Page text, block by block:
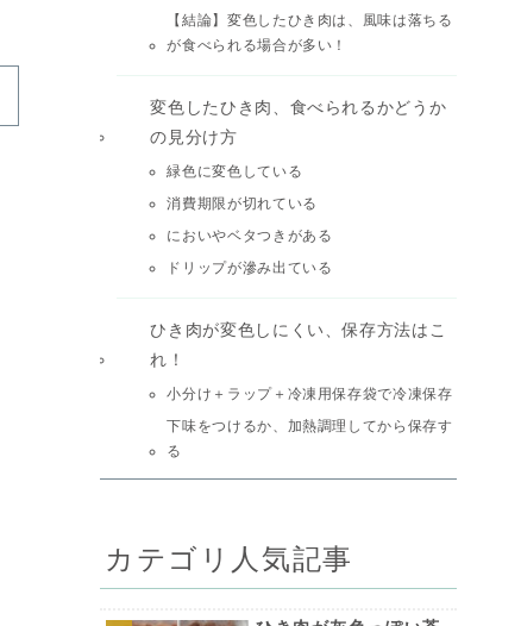
【結論】変色したひき肉は、風味は落ちる
が食べられる場合が多い！
変色したひき肉、食べられるかどうか
の見分け方
緑色に変色している
消費期限が切れている
においやベタつきがある
ドリップが滲み出ている
ひき肉が変色しにくい、保存方法はこ
れ！
小分け＋ラップ＋冷凍用保存袋で冷凍保存
下味をつけるか、加熱調理してから保存す
る
カテゴリ人気記事